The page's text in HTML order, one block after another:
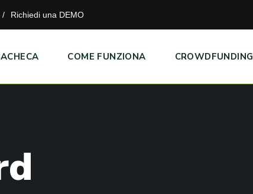
Richiedi una DEMO
COME FUNZIONA CROWDFUNDING
d